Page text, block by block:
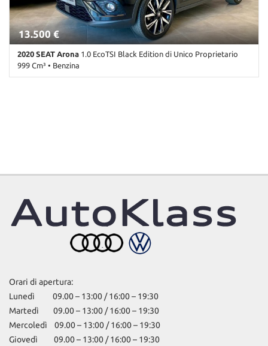
13.500 €
2020 SEAT Arona 1.0 EcoTSI Black Edition di Unico Proprietario
999 Cm³ • Benzina
Chiusura centralizzata telecomandata • Climatizzatore •
Controllo elettronico della corsia • Controllo trazione • Controllo
vocale • Cronologia tagliandi • Cruise Control • ESP • Fari di
profondità antiabbagliamento • Fari direzionali • Fari full-LED • Fari
LED • Fari Xenon • Fendinebbia • Frenata d'emergenza assistita •
Hill holder • Hotspot Wi-Fi • Immobilizzatore elettronico • Isofix •
Lettore CD • Limitatore di velocità • Luce d'ambiente • Luci diurne •
Distance Control • Pneumatici estivi • Portapacchi • Range
extender • Ricarica bidirezionale • Riconoscimento dei segnali
stradali • Ruota di riserva • Sedile passeggero ribaltabile • Sedile
posteriore sdoppiato • Sensore di luce • Sensore di pioggia •
Sensore pioggia • Sensori di parcheggio posteriori • Servosterzo •
Sistema di avviso di distanza • Sistema di chiamata d'emergenza •
Orari di apertura:
Lunedì 09.00 – 13:00 / 16:00 – 19:30
Martedì 09.00 – 13:00 / 16:00 – 19:30
Mercoledì 09.00 – 13:00 / 16:00 – 19:30
Giovedì 09.00 – 13:00 / 16:00 – 19:30